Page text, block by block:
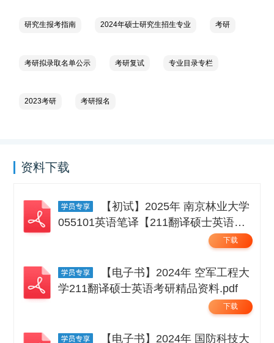
研究生报考指南 2024年硕士研究生招生专业 考研
考研拟录取名单公示 考研复试 专业目录专栏
2023考研 考研报名
资料下载
055101英语笔译【211翻译硕士英语】
下载
学211翻译硕士英语考研精品资料.pdf
下载